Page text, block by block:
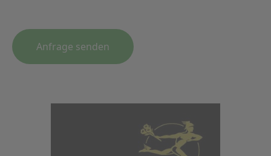
Anfrage senden